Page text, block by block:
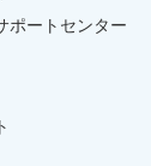
ポートセンター